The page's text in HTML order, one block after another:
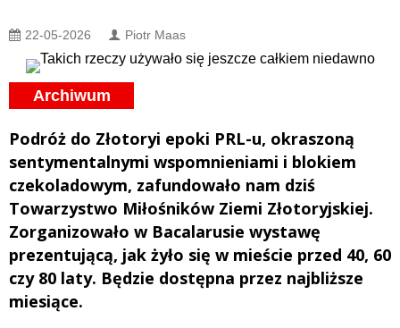
22-05-2026 Piotr Maas
Archiwum
Podróż do Złotoryi epoki PRL-u, okraszoną
sentymentalnymi wspomnieniami i blokiem
czekoladowym, zafundowało nam dziś
Towarzystwo Miłośników Ziemi Złotoryjskiej.
Zorganizowało w Bacalarusie wystawę
prezentującą, jak żyło się w mieście przed 40, 60
czy 80 laty. Będzie dostępna przez najbliższe
miesiące.